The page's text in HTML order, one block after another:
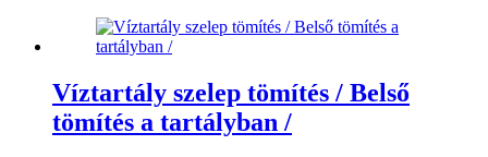
Víztartály szelep tömítés / Belső
tömítés a tartályban /